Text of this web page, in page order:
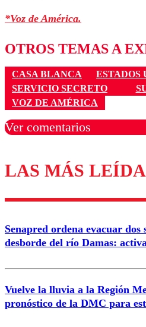
*Voz de América.
OTROS TEMAS A
CASA BLANCA
ESTADOS
SERVICIO SECRETO
VOZ DE AMÉRICA
Ver comentarios
Los comentarios son
diálogo
Nombre
Correo
LAS MÁS
Senapred ordena evacuar dos
desborde del río Damas:
Vuelve la lluvia a la Región
pronóstico de la DMC para